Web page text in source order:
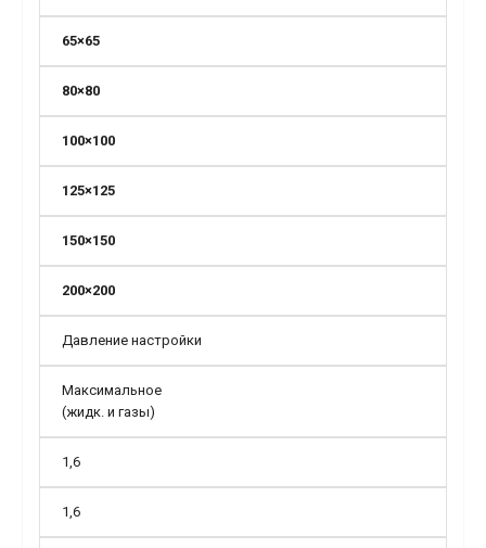
65×65
80×80
100×100
125×125
150×150
200×200
Давление настройки
Максимальное
(жидк. и газы)
1,6
1,6